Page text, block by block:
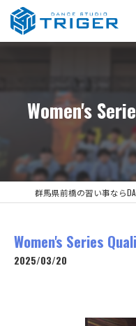
Women's
Women's Series
2025/03/20